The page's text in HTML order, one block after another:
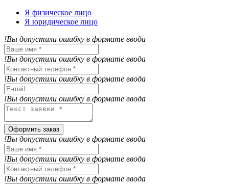
Я физическое лицо
Я юридическое лицо
!Вы допустили ошибку в формате ввода
!Вы допустили ошибку в формате ввода
!Вы допустили ошибку в формате ввода
!Вы допустили ошибку в формате ввода
Оформить заказ
!Вы допустили ошибку в формате ввода
!Вы допустили ошибку в формате ввода
!Вы допустили ошибку в формате ввода